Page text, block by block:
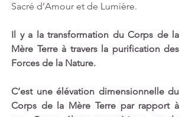
Sacré d’Amour et de Lumière.
Il y a la transformation du Corps de la
Mère Terre à travers la purification des
Forces de la Nature.
C’est une élévation dimensionnelle du
Corps de la Mère Terre par rapport à